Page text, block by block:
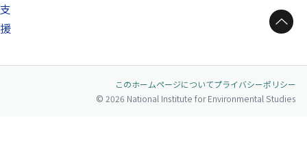
支
援
ページトップへ
このホームページについてプライバシーポリシー
© 2026 National Institute for Environmental Studies